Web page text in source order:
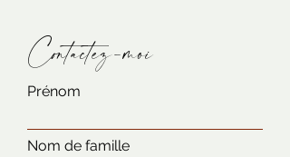
Contactez-moi
Prénom
Nom de famille